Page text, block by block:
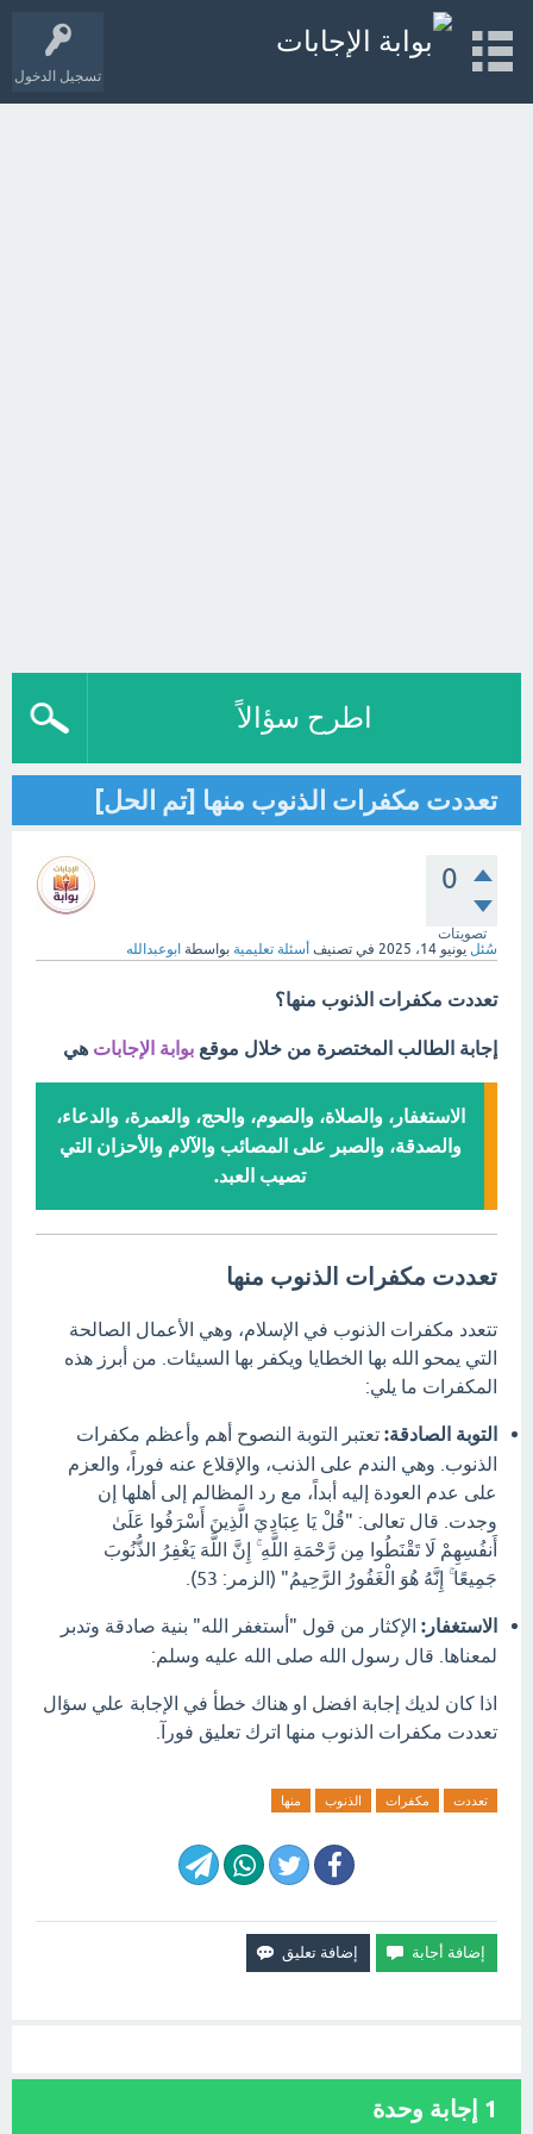
تسجيل الدخول
اطرح سؤالاً
تعددت مكفرات الذنوب منها [تم الحل]
0
تصويتات
سُئل يونيو 14، 2025 في تصنيف أسئلة تعليمية بواسطة ابوعبدالله
تعددت مكفرات الذنوب منها؟
إجابة الطالب المختصرة من خلال موقع بوابة الإجابات هي
الاستغفار، والصلاة، والصوم، والحج، والعمرة، والدعاء،
والصدقة، والصبر على المصائب والآلام والأحزان التي
تصيب العبد.
تعددت مكفرات الذنوب منها
تتعدد مكفرات الذنوب في الإسلام، وهي الأعمال الصالحة
التي يمحو الله بها الخطايا ويكفر بها السيئات. من أبرز هذه
المكفرات ما يلي:
التوبة الصادقة: تعتبر التوبة النصوح أهم وأعظم مكفرات
الذنوب. وهي الندم على الذنب، والإقلاع عنه فوراً، والعزم
على عدم العودة إليه أبداً، مع رد المظالم إلى أهلها إن
وجدت. قال تعالى: "قُلْ يَا عِبَادِيَ الَّذِينَ أَسْرَفُوا عَلَىٰ
أَنفُسِهِمْ لَا تَقْنَطُوا مِن رَّحْمَةِ اللَّهِ ۚ إِنَّ اللَّهَ يَغْفِرُ الذُّنُوبَ
جَمِيعًا ۚ إِنَّهُ هُوَ الْغَفُورُ الرَّحِيمُ" (الزمر:
الاستغفار: الإكثار من قول "أستغفر الله" بنية صادقة وتدبر
لمعناها. قال رسول الله صلى الله عليه وسلم:
اذا كان لديك إجابة افضل او هناك خطأ في الإجابة علي سؤال
تعددت مكفرات الذنوب منها اترك تعليق فورآ.
تعددت مكفرات الذنوب منها
1 إجابة وحدة